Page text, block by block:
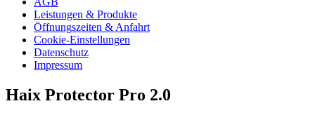
Leistungen & Produkte
Öffnungszeiten & Anfahrt
Cookie-Einstellungen
Datenschutz
Impressum
Haix Protector Pro 2.0